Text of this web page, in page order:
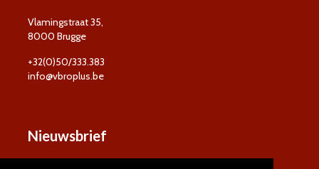
Vlamingstraat 35,
8000 Brugge
+32(0)50/333.383
info@vbroplus.be
Nieuwsbrief